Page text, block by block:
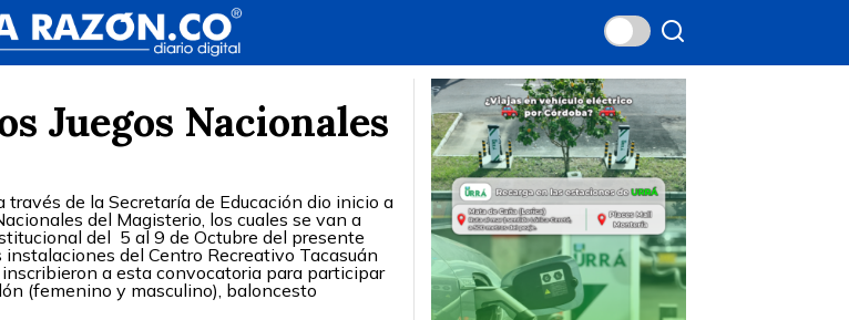
Juegos Nacionales
de la Secretaría de Educación dio inicio a
del Magisterio, los cuales se van a
del 5 al 9 de Octubre del presente
del Centro Recreativo Tacasuán
a esta convocatoria para participar
(femenino y masculino), baloncesto